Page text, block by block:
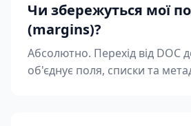
Чи збережуться мої
(margins)?
Абсолютно. Перехід від DOC
об'єднує поля, списки та